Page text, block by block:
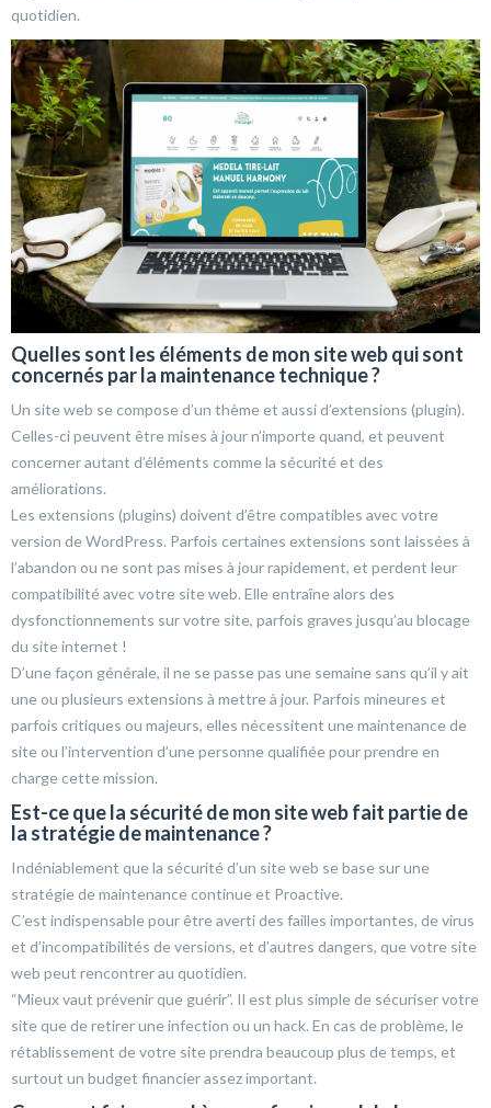
quotidien.
Quelles sont les éléments de mon site web qui sont
concernés par la maintenance technique ?
Un site web se compose d’un thème et aussi d’extensions (plugin).
Celles-ci peuvent être mises à jour n’importe quand, et peuvent
concerner autant d’éléments comme la sécurité et des
améliorations.
Les extensions (plugins) doivent d’être compatibles avec votre
version de WordPress. Parfois certaines extensions sont laissées à
l’abandon ou ne sont pas mises à jour rapidement, et perdent leur
compatibilité avec votre site web. Elle entraîne alors des
dysfonctionnements sur votre site, parfois graves jusqu’au blocage
du site internet !
D’une façon générale, il ne se passe pas une semaine sans qu’il y ait
une ou plusieurs extensions à mettre à jour. Parfois mineures et
parfois critiques ou majeurs, elles nécessitent une maintenance de
site ou l’intervention d’une personne qualifiée pour prendre en
charge cette mission.
Est-ce que la sécurité de mon site web fait partie de
la stratégie de maintenance ?
Indéniablement que la sécurité d’un site web se base sur une
stratégie de maintenance continue et Proactive.
C’est indispensable pour être averti des failles importantes, de virus
et d’incompatibilités de versions, et d’autres dangers, que votre site
web peut rencontrer au quotidien.
“Mieux vaut prévenir que guérir”. Il est plus simple de sécuriser votre
site que de retirer une infection ou un hack. En cas de problème, le
rétablissement de votre site prendra beaucoup plus de temps, et
surtout un budget financier assez important.